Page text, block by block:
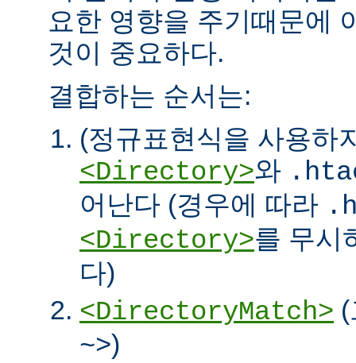
요한 영향을 주기때문에
것이 중요하다.
결합하는 순서는:
(정규표현식을 사용하
<Directory>와
어난다 (경우에 따라
<Directory>를 무시
다)
<DirectoryMatch>
~>)